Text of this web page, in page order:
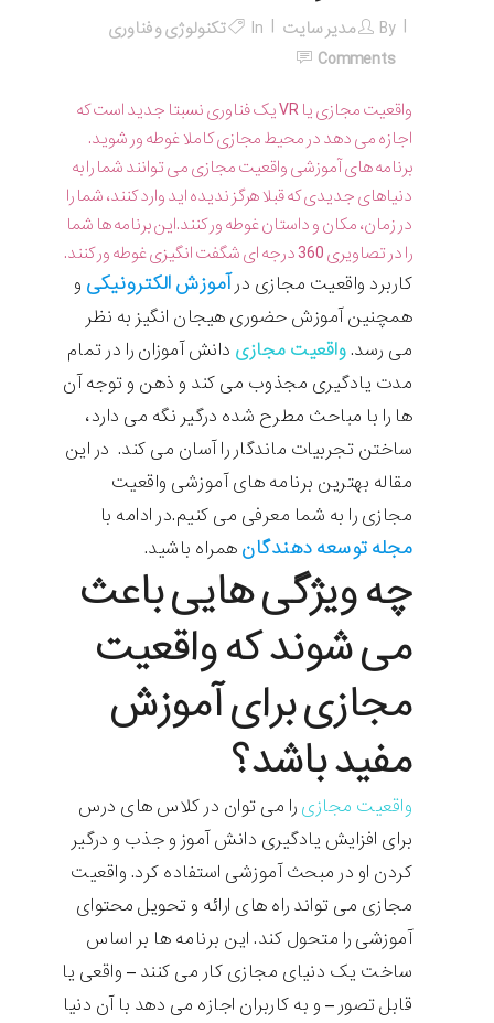
By مدیر سایت In
تکنولوژی و فناوری
Comments
واقعیت مجازی یا VR یک فناوری نسبتا جدید است که
اجازه می دهد در محیط مجازی کاملا غوطه ور شوید.
برنامه های آموزشی واقعیت مجازی می توانند شما را به
دنیاهای جدیدی که قبلا هرگز ندیده اید وارد کنند، شما را
در زمان، مکان و داستان غوطه ور کنند.این برنامه ها شما
را در تصاویری 360 درجه ای شگفت انگیزی غوطه ور کنند.
کاربرد واقعیت مجازی درآموزش الکترونیکی و
همچنین آموزش حضوری هیجان انگیز به نظر
می رسد.واقعیت مجازی دانش آموزان را در تمام
مدت یادگیری مجذوب می کند و ذهن و توجه آن
ها را با مباحث مطرح شده درگیر نگه می دارد،
ساختن تجربیات ماندگار را آسان می کند. در این
مقاله بهترین برنامه های آموزشی واقعیت
مجازی را به شما معرفی می کنیم.در ادامه با
مجله توسعه دهندگان همراه باشید.
چه ویژگی هایی باعث
می شوند که واقعیت
مجازی برای آموزش
مفید باشد؟
واقعیت مجازی را می توان در کلاس های درس
برای افزایش یادگیری دانش آموز و جذب و درگیر
کردن او در مبحث آموزشی استفاده کرد. واقعیت
مجازی می تواند راه های ارائه و تحویل محتوای
آموزشی را متحول کند. این برنامه ها بر اساس
ساخت یک دنیای مجازی کار می کنند – واقعی یا
قابل تصور – و به کاربران اجازه می دهد با آن دنیا